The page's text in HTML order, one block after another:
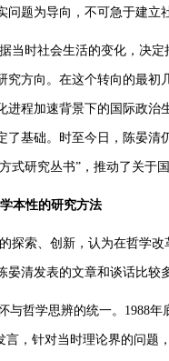
题为导向，不可急于建立
当时社会生活的变化，决
方向。在这个转向的最初
程加速背景下的国际政治
基础。时至今日，陈晏清
研究丛书”，推动了关于
本性的研究方法
探索、创新，认为在哲学
清发表的文章和谈话比较
与哲学思辨的统一。1988
，针对当时理论界的问题